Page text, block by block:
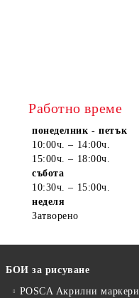
Работно време
понеделник - петък
10:00ч. – 14:00ч.
15:00ч. – 18:00ч.
събота
10:30ч. – 15:00ч.
неделя
Затворено
БОИ за рисуване
POSCA Акрилни маркери